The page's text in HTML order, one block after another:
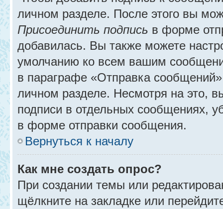
личном разделе. После этого вы
Присоединить подпись в форме
добавилась. Вы также можете
умолчанию ко всем вашим
в параграфе «Отправка
личном разделе. Несмотря на это,
подписи в отдельных сообщениях,
в форме отправки сообщения.
Вернуться к началу
Как мне создать опрос?
При создании темы или
щёлкните на закладке или